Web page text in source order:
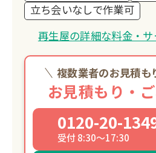
立ち会いなしで作業可
再生屋の詳細な料金・
複数業者のお見積も
お見積もり・
0120-20-
受付 8:30～17:30